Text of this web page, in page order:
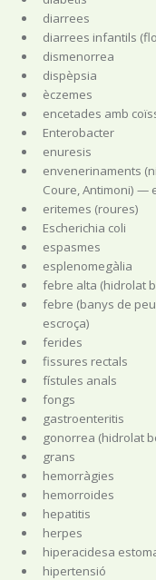
diarrees
diarrees infantils
dismenorrea
dispèpsia
èczemes
encetades amb
Enterobacter
enuresis
envenerinaments
Coure, Antimoni) —
eritemes (roures)
Escherichia coli
espasmes
esplenomegàlia
febre alta (hidrolat
febre (banys de
escroça)
ferides
fissures rectals
fístules anals
fongs
gastroenteritis
gonorrea (hidrolat
grans
hemorràgies
hemorroides
hepatitis
herpes
hiperacidesa
hipertensió